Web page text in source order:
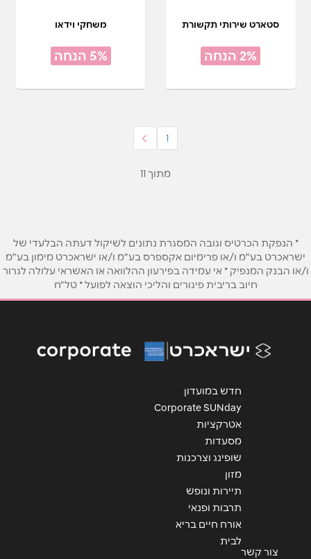
סטארט שירותי תקשורת
2% הנחה
משחקי וידאו
5% הנחה
1
מתוך 11
* הנפקת הכרטיס וגובה המסגרת נתונים לשיקול דעתה הבלעדי של
ישראכרט בע"מ ו/או פרימיום אקספרס בע"מ ו/או ישראכרט מימון בע"מ
ו/או הבנק המנפיק * אי עמידה בפירעון ההלוואה או האשראי עלולה לגרור
חיוב בריבית פיגורים והליכי הוצאה לפועל * טל"ח
חדש במועדון
Corporate SUNday
אטרקציות
מסעדות
שופינג וצרכנות
מזון
תיירות ונופש
תרבות ופנאי
אורח חיים בריא
לבית
צור קשר